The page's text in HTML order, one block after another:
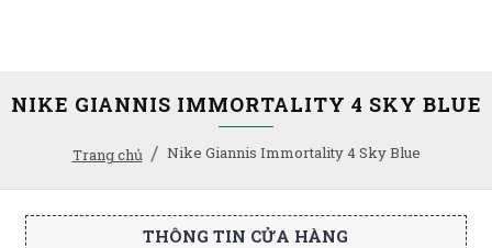
Trang chủ Nike Giannis Immortality 4 Sky Blue
NIKE GIANNIS IMMORTALITY 4 SKY BLUE
THÔNG TIN CỬA HÀNG